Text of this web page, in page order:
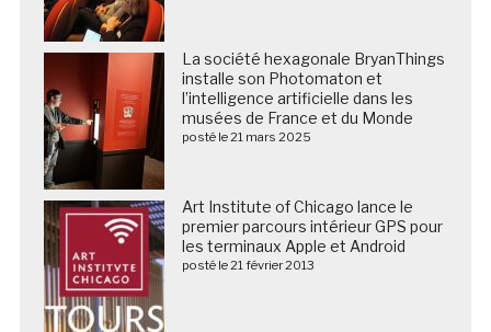
La société hexagonale BryanThings
installe son Photomaton et
l’intelligence artificielle dans les
musées de France et du Monde
posté le 21 mars 2025
Art Institute of Chicago lance le
premier parcours intérieur GPS pour
les terminaux Apple et Android
posté le 21 février 2013